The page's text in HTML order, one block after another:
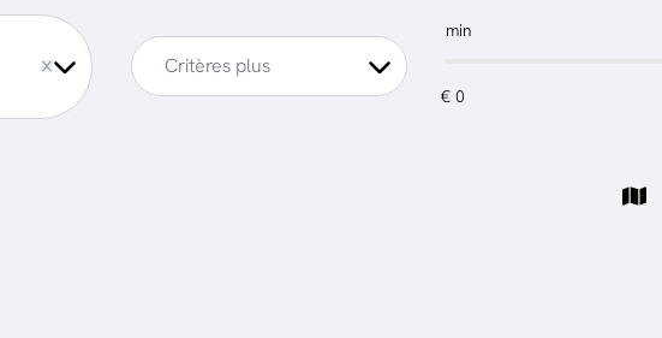
Critères plus
min